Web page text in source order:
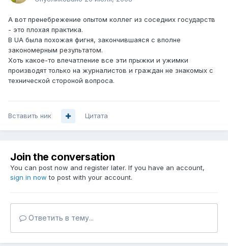
А вот пренебрежение опытом коллег из соседних государств
- это плохая практика.
В UA была похожая фигня, закончившаяся с вполне
закономерным результатом.
Хоть какое-то впечатление все эти прыжки и ужимки
производят только на журналистов и граждан не знакомых с
технической стороной вопроса.
Вставить ник Цитата
Join the conversation
You can post now and register later. If you have an account,
sign in now to post with your account.
Ответить в тему...